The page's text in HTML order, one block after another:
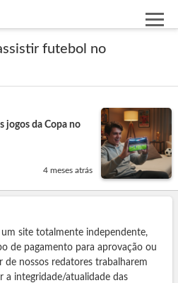
futebol no
jogos da Copa no
4 meses atrás
um site totalmente independente,
de pagamento para aprovação ou
de nossos redatores trabalharem
integridade/atualidade das